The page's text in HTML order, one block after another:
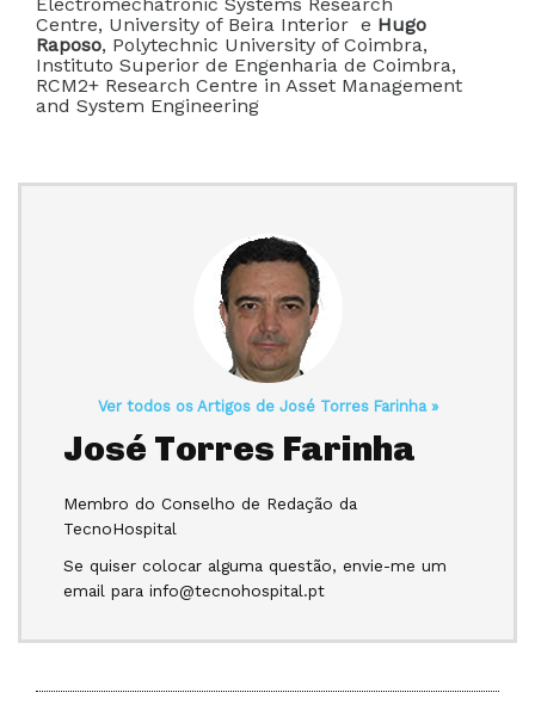
Centre, University of Beira Interior e Hugo
Raposo, Polytechnic University of Coimbra,
Instituto Superior de Engenharia de Coimbra,
RCM2+ Research Centre in Asset Management
and System Engineering
Ver todos os Artigos de José Torres Farinha »
José Torres Farinha
Membro do Conselho de Redação da
TecnoHospital
Se quiser colocar alguma questão, envie-me um
email para info@tecnohospital.pt